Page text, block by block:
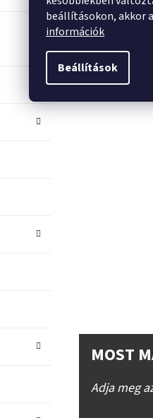
beállításokon, akkor
információk
Beállítások
MOST
Adja meg